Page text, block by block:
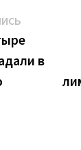
запись:
в